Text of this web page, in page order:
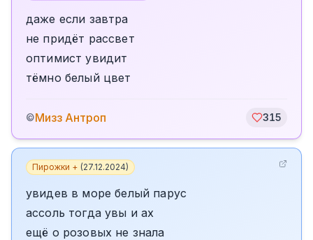
даже если завтра
не придёт рассвет
оптимист увидит
тёмно белый цвет
©Мизз Антроп 315
Пирожки + (27.12.2024)
увидев в море белый парус
ассоль тогда увы и ах
ещё о розовых не знала